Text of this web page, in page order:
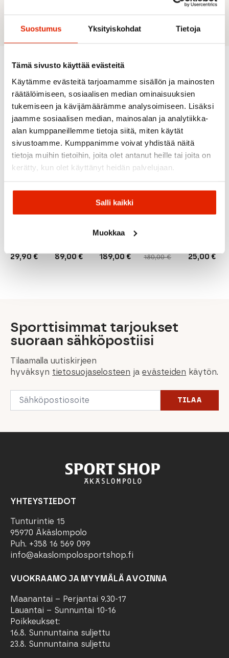
Suostumus Yksityiskohdat Tietoja
Tämä sivusto käyttää evästeitä
Käytämme evästeitä tarjoamamme sisällön ja mainosten
räätälöimiseen, sosiaalisen median ominaisuuksien
tukemiseen ja kävijämäärämme analysoimiseen. Lisäksi
jaamme sosiaalisen median, mainosalan ja analytiikka-
alan kumppaneillemme tietoja siitä, miten käytät
sivustoamme. Kumppanimme voivat yhdistää näitä
tietoja muihin tietoihin, joita olet antanut heille tai joita on
kerätty, kun olet käyttänyt heidän palvelujaan.
Salli kaikki
Muokkaa
Suositeltua sinulle
29,90€
Leki
89,00€
Haute
Atomic
189,00€
Atomic Skin
135mm
Nousukarvat
ALE
180,00€
Alkuperäinen
hinta
Nykyinen
hinta
25,00€
Sporttisimmat tarjoukset
suoraan sähköpostiisi
Tilaamalla uutiskirjeen
hyväksyn tietosuojaselosteen jaevästeiden käytön.
Email
TILAA
YHTEYSTIEDOT
Tunturintie 15
95970 Äkäslompolo
Puh. +358 16 569 099
info@akaslompolosportshop.fi
VUOKRAAMO JA MYYMÄLÄ AVOINNA
Maanantai – Perjantai 9.30-17
Lauantai – Sunnuntai 10-16
Poikkeukset:
16.8. Sunnuntaina suljettu
23.8. Sunnuntaina suljettu